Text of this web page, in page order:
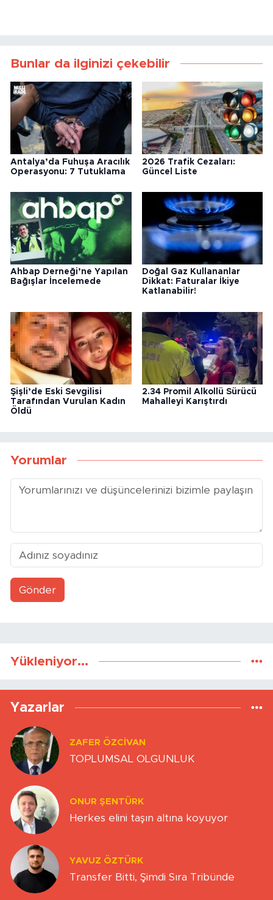
Bunlar da ilginizi çekebilir
Antalya’da Fuhuşa Aracılık
Operasyonu: 7 Tutuklama
2026 Trafik Cezaları:
Güncel Liste
Ahbap Derneği’ne Yapılan
Bağışlar İncelemede
Doğal Gaz Kullananlar
Dikkat: Faturalar İkiye
Katlanabilir!
Şişli’de Eski Sevgilisi
Tarafından Vurulan Kadın
Öldü
2.34 Promil Alkollü Sürücü
Mahalleyi Karıştırdı
Yorumlar
Gönder
Yükleniyor...
Yazarlar
ZAFER ÖZCIVAN
TOPLUMSAL OLGUNLUK
ONUR ŞENTÜRK
Herkes elini taşın altına koyuyor
YAVUZ ÖZTÜRK
Transfer Bitti, Şimdi Sıra Tribünde